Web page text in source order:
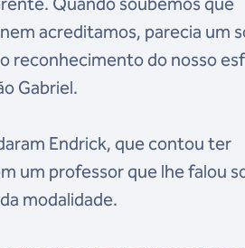
acreditamos, parecia um
reconhecimento do nosso
Gabriel.
Endrick, que contou ter
um professor que lhe falou
modalidade.